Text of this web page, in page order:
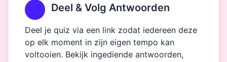
Deel & Volg Antwoorden
Deel je quiz via een link zodat iedereen deze
op elk moment in zijn eigen tempo kan
voltooien. Bekijk ingediende antwoorden,